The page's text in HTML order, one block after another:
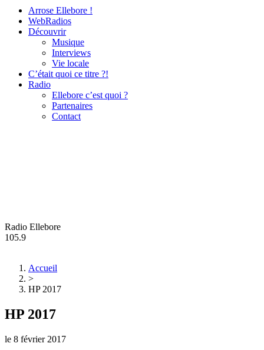
Arrose Ellebore !
WebRadios
Découvrir
Musique
Interviews
Vie locale
C’était quoi ce titre ?!
Radio
Ellebore c’est quoi ?
Partenaires
Contact
Radio Ellebore
105.9
Accueil
>
HP 2017
HP 2017
le 8 février 2017